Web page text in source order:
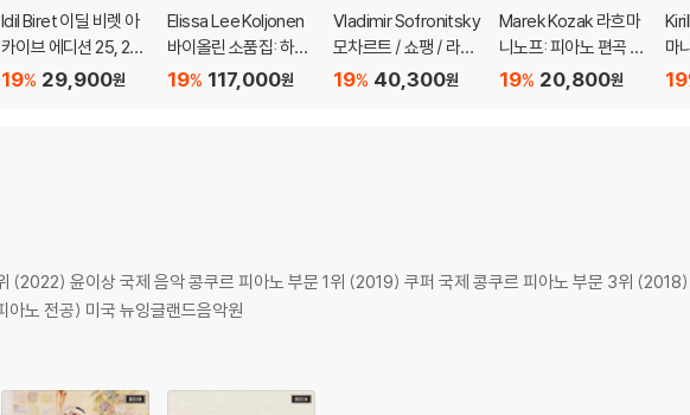
Idil Biret 이딜 비렛 아
카이브 에디션 25, 26
집 (Archive Edition V
29,900원
19%
Elissa Lee Koljonen
바이올린 소품집: 하트
브레이크 (Heartbrea
117,000원
19%
Vladimir Sofronitsky
모차르트 / 쇼팽 / 라흐
마니노프: 피아노 작품
40,300원
19%
Marek Kozak 라흐마
니노프: 피아노 편곡 작
품집 (Rachmaninoff:
20,800원
19%
마
곡
19
(2022) 윤이상 국제 음악 콩쿠르 피아노 부문 1위 (2019) 쿠퍼 국제 콩쿠르 피아노 부문 3위
노 전공) 미국 뉴잉글랜드음악원